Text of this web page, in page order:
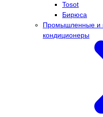
Tosot
Бирюса
Промышленные и
кондиционеры